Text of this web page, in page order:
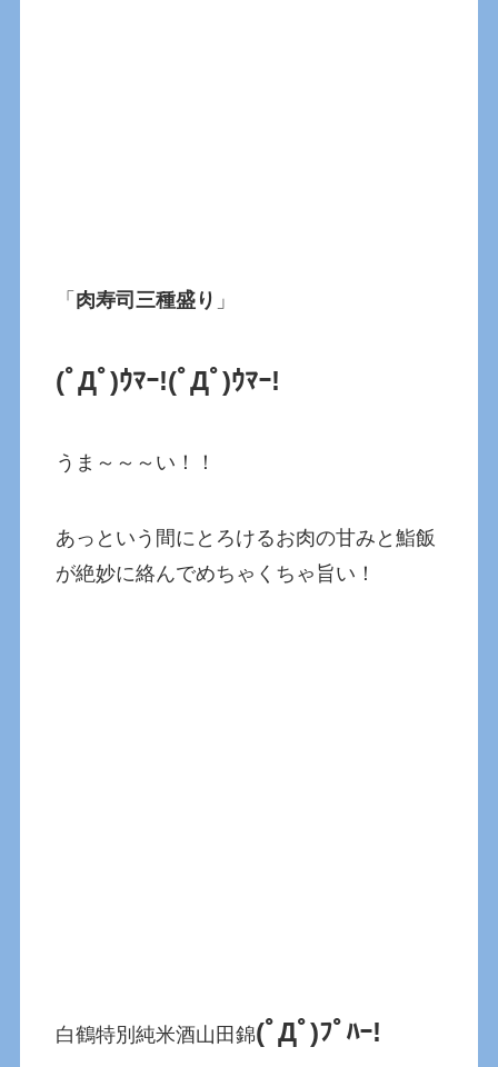
「 肉寿司三種盛り 」
(ﾟДﾟ)ｳﾏｰ!(ﾟДﾟ)ｳﾏｰ!
うま～～～い！！
あっという間にとろけるお肉の甘みと鮨飯
が絶妙に絡んでめちゃくちゃ旨い！
白鶴特別純米酒山田錦(ﾟДﾟ)ﾌﾟﾊｰ!